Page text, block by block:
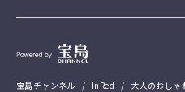
宝島チャンネル InRed 大人のおしゃ